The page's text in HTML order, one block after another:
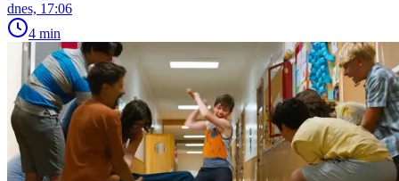
dnes, 17:06
4 min